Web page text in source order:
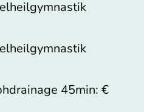
45min: €